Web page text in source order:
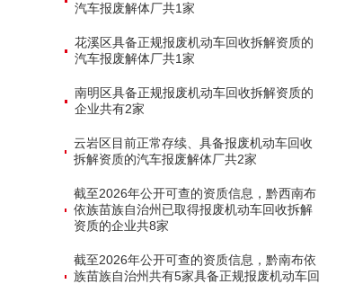
汽车报废解体厂共‌1家‌
花溪区具备正规报废机动车回收拆解资质的
汽车报废解体厂共‌1家‌
南明区具备正规报废机动车回收拆解资质的
企业共有‌2家‌
云岩区目前正常存续、具备报废机动车回收
拆解资质的汽车报废解体厂共‌2家‌
截至2026年公开可查的资质信息，黔西南布
依族苗族自治州已取得报废机动车回收拆解
资质的企业共‌8家‌
截至2026年公开可查的资质信息，黔南布依
族苗族自治州共有‌5家‌具备正规报废机动车回